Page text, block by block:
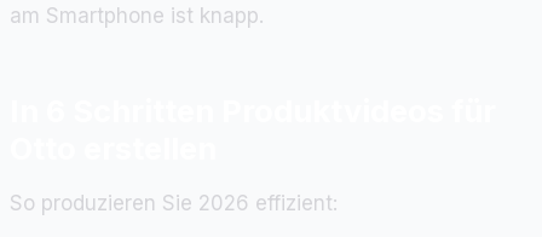
am Smartphone ist knapp.
So produzieren Sie 2026 effizient: